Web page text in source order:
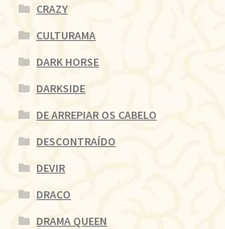
CRAZY
CULTURAMA
DARK HORSE
DARKSIDE
DE ARREPIAR OS CABELO
DESCONTRAÍDO
DEVIR
DRACO
DRAMA QUEEN